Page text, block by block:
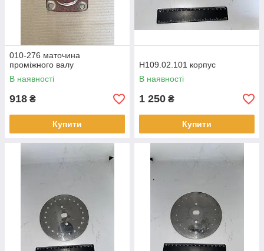
010-276 маточина
проміжного валу
В наявності
918 ₴
Купити
Н109.02.101 корпус
В наявності
1 250 ₴
Купити